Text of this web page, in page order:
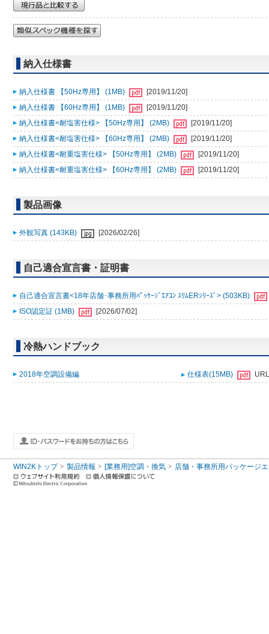
納入仕様書
納入仕様書 【50Hz専用】 (1MB)
[2019/11/20]
納入仕様書 【60Hz専用】 (1MB)
[2019/11/20]
納入仕様書<耐塩害仕様> 【50Hz専用】 (2MB)
[2019/11/20]
納入仕様書<耐塩害仕様> 【60Hz専用】 (2MB)
[2019/11/20]
納入仕様書<耐重塩害仕様> 【50Hz専用】 (2MB)
[2019/11/20]
納入仕様書<耐重塩害仕様> 【60Hz専用】 (2MB)
[2019/11/20]
製品画像
外観写真 (143KB) [2026/02/26]
自己適合宣言書・証明書
自己適合宣言書<18年店舗･事務所用ﾊﾟｯｹｰｼﾞｴｱｺﾝ ｽﾘﾑERｼﾘｰｽﾞ> (503KB)
ISO認定証 (1MB)
[2026/07/02]
冷熱ハンドブック
2018年空調設備編 仕様表(15MB) URL
WIN2Kトップ 製品情報 [業務用]空調・換気 店舗・事務所用パッケージ